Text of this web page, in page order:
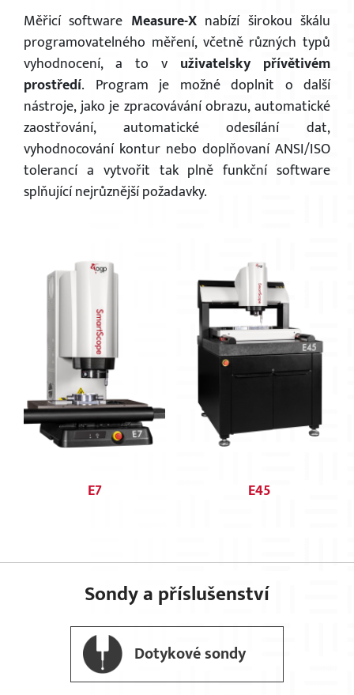
Měřicí software Measure-Xnabízí širokou škálu
programovatelného měření, včetně různých typů
vyhodnocení, a to v uživatelsky přívětivém
prostředí. Program je možné doplnit o další
nástroje, jako je zpracovávání obrazu, automatické
zaostřování, automatické odesílání dat,
vyhodnocování kontur nebo doplňovaní ANSI/ISO
tolerancí a vytvořit tak plně funkční software
splňující nejrůznější požadavky.
E7 E45
Sondy a příslušenství
Dotykové sondy